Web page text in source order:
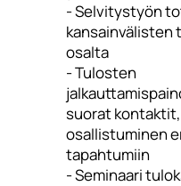
- Selvitystyön
kansainvälisten
osalta
- Tulosten
suorat kontaktit,
osallistuminen
tapahtumiin
- Seminaari